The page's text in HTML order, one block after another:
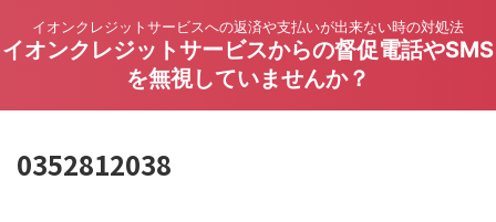
イオンクレジットサービスへの返済や支払いが出来ない時の対処法
イオンクレジットサービスからの督促電話やSMS
を無視していませんか？
0352812038